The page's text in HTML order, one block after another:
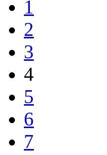
1
2
3
4
5
6
7